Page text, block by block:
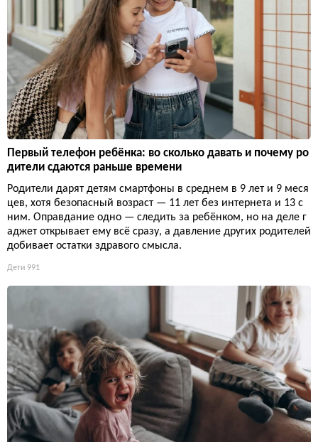
Первый телефон ребёнка: во сколько давать и почему ро
дители сдаются раньше времени
Родители дарят детям смартфоны в среднем в 9 лет и 9 меся
цев, хотя безопасный возраст — 11 лет без интернета и 13 с
ним. Оправдание одно — следить за ребёнком, но на деле г
аджет открывает ему всё сразу, а давление других родителей
добивает остатки здравого смысла.
Дети 991